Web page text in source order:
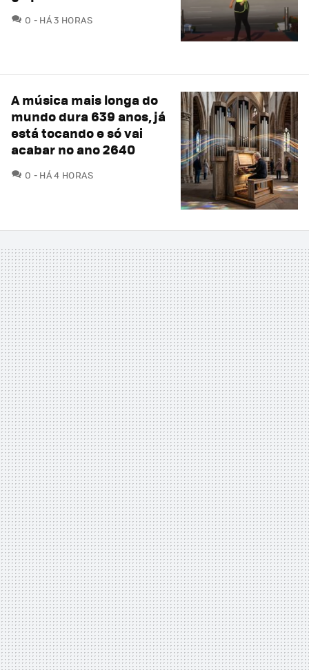
0 COMENTÁRIOS
HÁ 3 HORAS
A música mais longa do
mundo dura 639 anos, já
está tocando e só vai
acabar no ano 2640
0 COMENTÁRIOS
HÁ 4 HORAS